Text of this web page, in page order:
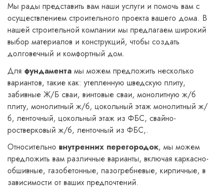
Мы рады представить вам наши услуги и помочь вам с
осуществлением строительного проекта вашего дома. В
нашей строительной компании мы предлагаем широкий
выбор материалов и конструкций, чтобы создать
долговечный и комфортный дом.
Для фундамента мы можем предложить несколько
вариантов, такие как: утепленную шведскую плиту,
забивные Ж/Б сваи, винтовые сваи, монолитную ж/б
плиту, монолитный ж/б, цокольный этаж монолитный ж/
б, ленточный, цокольный этаж из ФБС, свайно-
ростверковый ж/б, ленточный из ФБС,.
Относительно внутренних перегородок, мы можем
предложить вам различные варианты, включая каркасно-
обшивные, газобетонные, пазогребневые, кирпичные, в
зависимости от ваших предпочтений.